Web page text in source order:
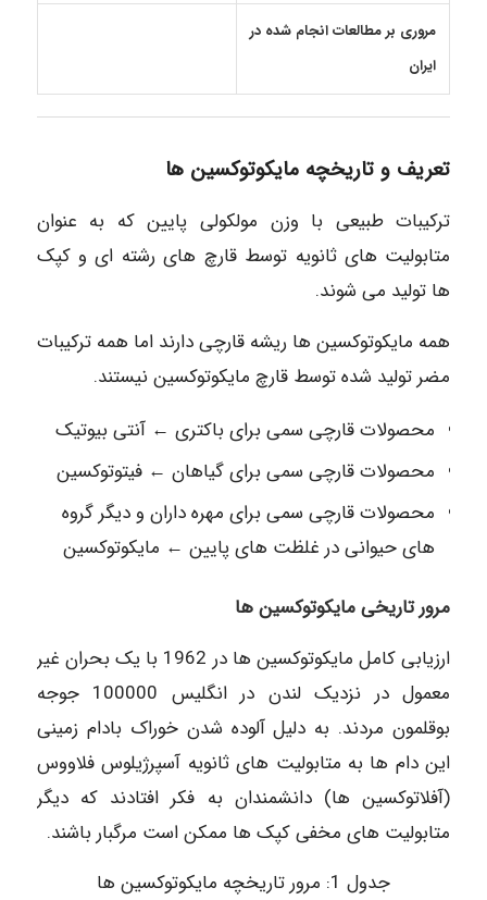
مروری بر مطالعات انجام شده در
ایران
تعریف و تاریخچه مایکوتوکسین ها
ترکیبات طبیعی با وزن مولکولی پایین که به عنوان
متابولیت های ثانویه توسط قارچ های رشته ای و کپک
ها تولید می شوند.
همه مایکوتوکسین ها ریشه قارچی دارند اما همه ترکیبات
مضر تولید شده توسط قارچ مایکوتوکسین نیستند.
محصولات قارچی سمی برای باکتری ← آنتی بیوتیک
محصولات قارچی سمی برای گیاهان ← فیتوتوکسین
محصولات قارچی سمی برای مهره داران و دیگر گروه
های حیوانی در غلظت های پایین ← مایکوتوکسین
مرور تاریخی مایکوتوکسین ها
ارزیابی کامل مایکوتوکسین ها در 1962 با یک بحران غیر
معمول در نزدیک لندن در انگلیس 100000 جوجه
بوقلمون مردند. به دلیل آلوده شدن خوراک بادام زمینی
این دام ها به متابولیت های ثانویه آسپرژیلوس فلاووس
(آفلاتوکسین ها) دانشمندان به فکر افتادند که دیگر
متابولیت های مخفی کپک ها ممکن است مرگبار باشند.
جدول 1: مرور تاریخچه مایکوتوکسین ها